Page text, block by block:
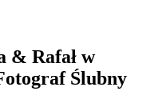
& Rafał w
Ślubny